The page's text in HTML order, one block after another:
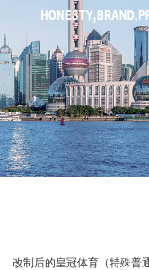
改制后的皇冠体育（特殊普